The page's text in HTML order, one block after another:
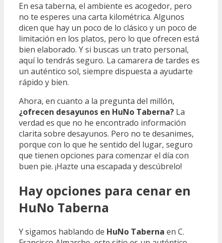
En esa taberna, el ambiente es acogedor, pero
no te esperes una carta kilométrica. Algunos
dicen que hay un poco de lo clásico y un poco de
limitación en los platos, pero lo que ofrecen está
bien elaborado. Y si buscas un trato personal,
aquí lo tendrás seguro. La camarera de tardes es
un auténtico sol, siempre dispuesta a ayudarte
rápido y bien.
Ahora, en cuanto a la pregunta del millón,
¿ofrecen desayunos en HuNo Taberna? La
verdad es que no he encontrado información
clarita sobre desayunos. Pero no te desanimes,
porque con lo que he sentido del lugar, seguro
que tienen opciones para comenzar el día con
buen pie. ¡Hazte una escapada y descúbrelo!
Hay opciones para cenar en
HuNo Taberna
Y sigamos hablando de HuNo Taberna en C.